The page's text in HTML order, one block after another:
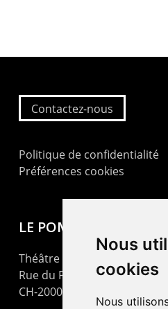
Nous
cookies
Nous
Contactez-nous
Politique de confidentialité
Préférences cookies
LE POMMIER
Théâtre – Centre Culturel
Rue du Pommier 9
CH-2000 Neuchâtel